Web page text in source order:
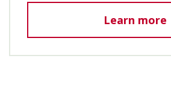
Learn more